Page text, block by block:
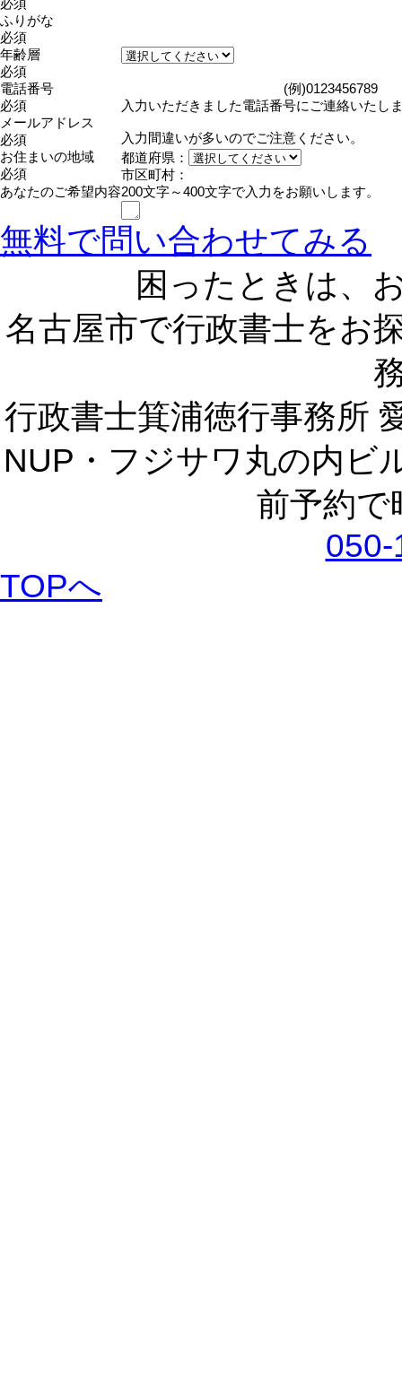
必須
ふりがな
必須
年齢層
必須
電話番号
必須
(例)0123456789
入力いただきました電話番号にご連絡いたし
メールアドレス
必須
入力間違いが多いのでご注意ください。
お住まいの地域
必須
都道府県：
市区町村：
あなたのご希望内容200文字～400文字で入力をお願いします。
無料で問い合わせてみる
困ったときは、
名古屋市で行政書士をお
行政書士箕浦徳行事務所
NUP・フジサワ丸の内ビ
前予約で
050-
TOPへ